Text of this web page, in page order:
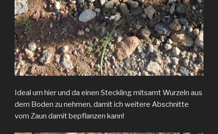
Ideal um hier und da einen Steckling mitsamt Wurzeln aus
dem Boden zu nehmen, damit ich weitere Abschnitte
vom Zaun damit bepflanzen kann!